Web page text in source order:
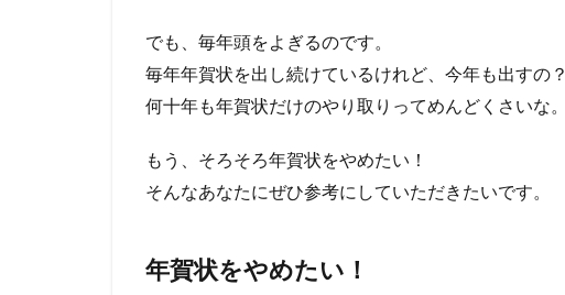
でも、毎年頭をよぎるのです。
毎年年賀状を出し続けているけれど、今年も出すの？
何十年も年賀状だけのやり取りってめんどくさいな。
もう、そろそろ年賀状をやめたい！
そんなあなたにぜひ参考にしていただきたいです。
年賀状をやめたい！